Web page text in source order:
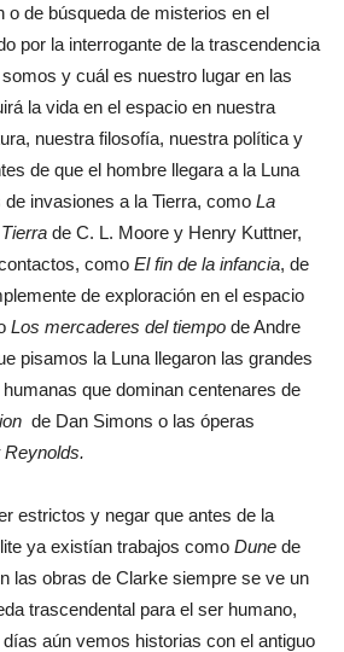
o de búsqueda de misterios en el
por la interrogante de la trascendencia
y cuál es nuestro lugar en las
la vida en el espacio en nuestra
nuestra filosofía, nuestra política y
de que el hombre llegara a la Luna
invasiones a la Tierra, como La
de C. L. Moore y Henry Kuttner,
como El fin de la infancia, de
de exploración en el espacio
Los mercaderes del tiempo de Andre
pisamos la Luna llegaron las grandes
que dominan centenares de
de Dan Simons o las óperas
Reynolds.
estrictos y negar que antes de la
ya existían trabajos como Dune de
las obras de Clarke siempre se ve un
trascendental para el ser humano,
aún vemos historias con el antiguo